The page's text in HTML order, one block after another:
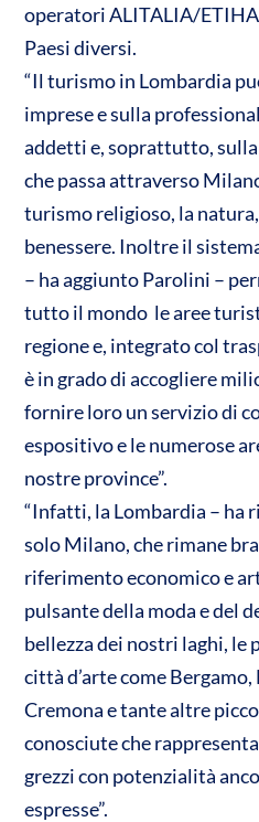
operatori ALITALIA/
Paesi diversi.
“Il turismo in Lombardia
imprese e sulla
addetti e, soprattutto, sulla
che passa attraverso
turismo religioso, la
benessere. Inoltre il
– ha aggiunto Parolini –
tutto il mondo le aree
regione e, integrato col
è in grado di accogliere
fornire loro un servizio di
espositivo e le numerose
nostre province”.
“Infatti, la Lombardia – ha
solo Milano, che rimane
riferimento economico e
pulsante della moda e del
bellezza dei nostri laghi, le
città d’arte come
Cremona e tante altre
conosciute che
grezzi con potenzialità
espresse”.